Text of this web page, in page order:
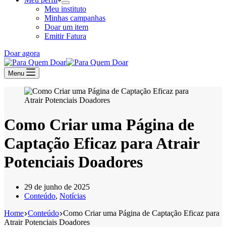
Meu instituto
Minhas campanhas
Doar um item
Emitir Fatura
Doar agora
Menu
Como Criar uma Página de
Captação Eficaz para Atrair
Potenciais Doadores
29 de junho de 2025
Conteúdo, Notícias
Home Conteúdo Como Criar uma Página de Captação Eficaz para
Atrair Potenciais Doadores